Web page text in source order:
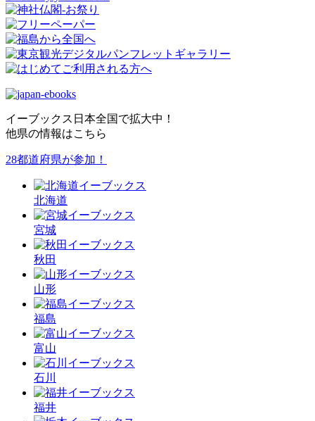
イーブックス日本全国で拡大中！
他県の情報はこちら
28都道府県が参加！
北海道
宮城
秋田
山形
福島
富山
石川
福井